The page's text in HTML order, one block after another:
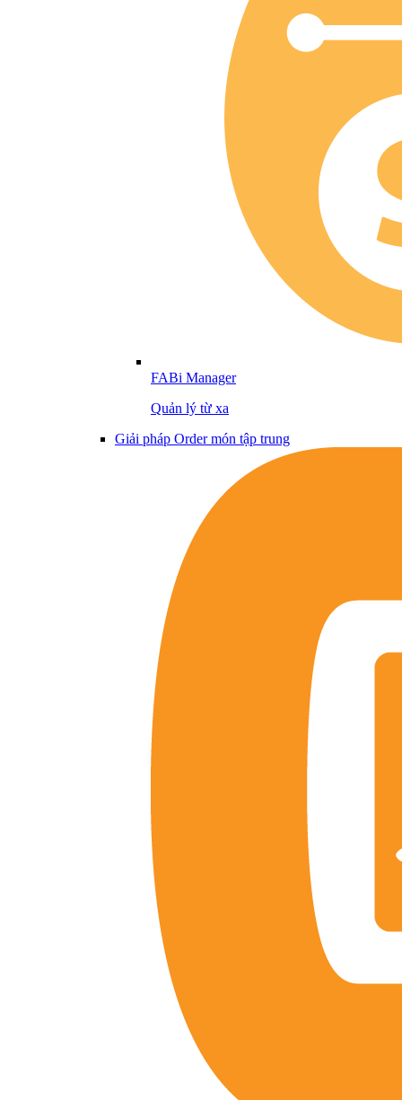
FABi Manager
Quản lý từ xa
Giải pháp Order món tập trung